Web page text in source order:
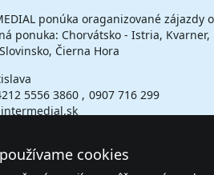
ponúka oraganizované zájazdy
ponuka: Chorvátsko - Istria, Kvarner,
Čierna Hora
5556 3860
0907 716 299
cookies